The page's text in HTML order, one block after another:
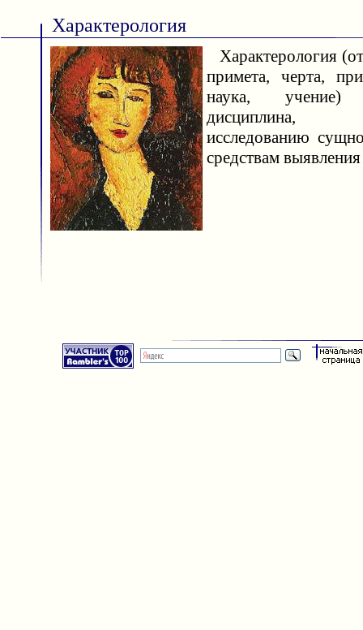
Характерология
Характерология
примета, черта,
наука,
дисциплина,
исследованию
средствам